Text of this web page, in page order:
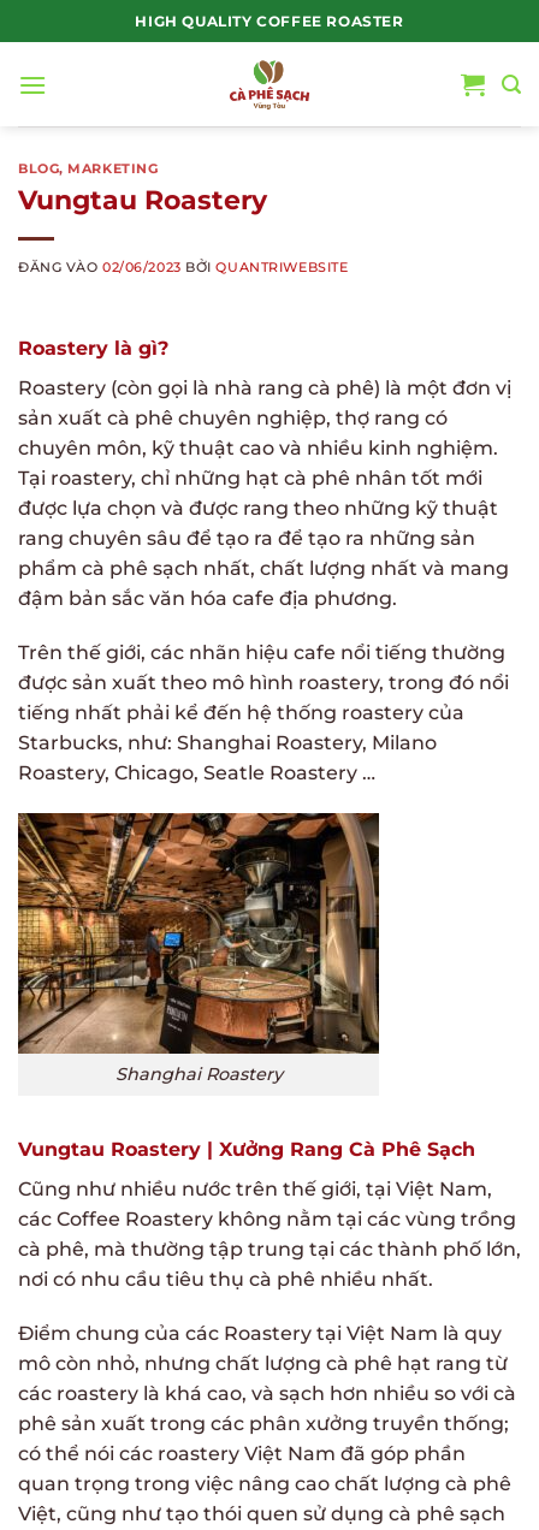
qua
nội
HIGH QUALITY COFFEE ROASTER
BLOG, MARKETING
Vungtau Roastery
ĐĂNG VÀO02/06/2023 BỞIQUANTRIWEBSITE
Roastery là gì?
Roastery (còn gọi là nhà rang cà phê) là một đơn vị
sản xuất cà phê chuyên nghiệp, thợ rang có
chuyên môn, kỹ thuật cao và nhiều kinh nghiệm.
Tại roastery, chỉ những hạt cà phê nhân tốt mới
được lựa chọn và được rang theo những kỹ thuật
rang chuyên sâu để tạo ra để tạo ra những sản
phẩm cà phê sạch nhất, chất lượng nhất và mang
đậm bản sắc văn hóa cafe địa phương.
Trên thế giới, các nhãn hiệu cafe nổi tiếng thường
được sản xuất theo mô hình roastery, trong đó nổi
tiếng nhất phải kể đến hệ thống roastery của
Starbucks, như: Shanghai Roastery, Milano
Roastery, Chicago, Seatle Roastery …
Shanghai Roastery
Vungtau Roastery | Xưởng Rang Cà Phê Sạch
Cũng như nhiều nước trên thế giới, tại Việt Nam,
các Coffee Roastery không nằm tại các vùng trồng
cà phê, mà thường tập trung tại các thành phố lớn,
nơi có nhu cầu tiêu thụ cà phê nhiều nhất.
Điểm chung của các Roastery tại Việt Nam là quy
mô còn nhỏ, nhưng chất lượng cà phê hạt rang từ
các roastery là khá cao, và sạch hơn nhiều so với cà
phê sản xuất trong các phân xưởng truyền thống;
có thể nói các roastery Việt Nam đã góp phần
quan trọng trong việc nâng cao chất lượng cà phê
Việt, cũng như tạo thói quen sử dụng cà phê sạch